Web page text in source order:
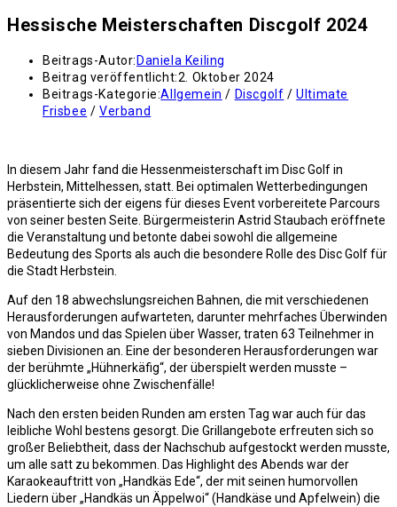
Hessische Meisterschaften Discgolf 2024
Beitrags-Autor: Daniela Keiling
Beitrag veröffentlicht:2. Oktober 2024
Beitrags-Kategorie:Allgemein / Discgolf / Ultimate
Frisbee / Verband
In diesem Jahr fand die Hessenmeisterschaft im Disc Golf in
Herbstein, Mittelhessen, statt. Bei optimalen Wetterbedingungen
präsentierte sich der eigens für dieses Event vorbereitete Parcours
von seiner besten Seite. Bürgermeisterin Astrid Staubach eröffnete
die Veranstaltung und betonte dabei sowohl die allgemeine
Bedeutung des Sports als auch die besondere Rolle des Disc Golf für
die Stadt Herbstein.
Auf den 18 abwechslungsreichen Bahnen, die mit verschiedenen
Herausforderungen aufwarteten, darunter mehrfaches Überwinden
von Mandos und das Spielen über Wasser, traten 63 Teilnehmer in
sieben Divisionen an. Eine der besonderen Herausforderungen war
der berühmte „Hühnerkäfig“, der überspielt werden musste –
glücklicherweise ohne Zwischenfälle!
Nach den ersten beiden Runden am ersten Tag war auch für das
leibliche Wohl bestens gesorgt. Die Grillangebote erfreuten sich so
großer Beliebtheit, dass der Nachschub aufgestockt werden musste,
um alle satt zu bekommen. Das Highlight des Abends war der
Karaokeauftritt von „Handkäs Ede“, der mit seinen humorvollen
Liedern über „Handkäs un Äppelwoi“ (Handkäse und Apfelwein) die